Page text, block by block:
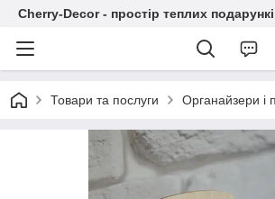
Cherry-Decor - простір теплих
Товари та послуги Органайзери і